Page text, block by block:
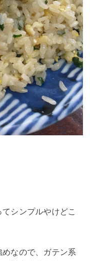
シンプルやけどこ
なので、ガテン系